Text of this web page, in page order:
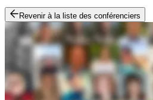
Revenir à la liste des conférenciers